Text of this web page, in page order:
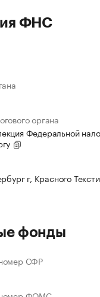
ФНС
органа
Федеральной
г, Красного
фонды
СФР